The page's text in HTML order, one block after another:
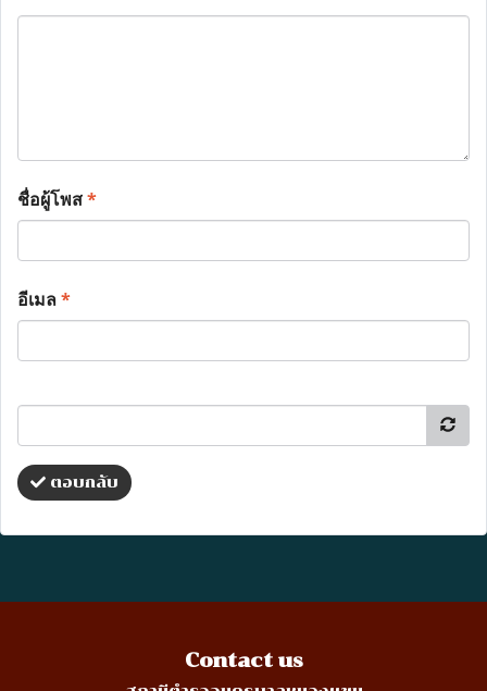
ชื่อผู้โพส*
อีเมล*
ตอบกลับ
Contact us